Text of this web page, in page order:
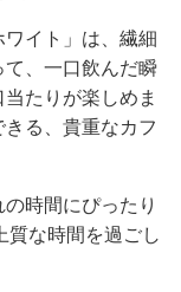
イト」は、繊細
、一口飲んだ瞬
たりが楽しめま
る、貴重なカフ
時間にぴったり
質な時間を過ごし